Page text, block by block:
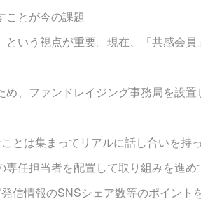
ことが今の課題
という視点が重要。現在、「共感会員
、ファンドレイジング事務局を設置
とは集まってリアルに話し合いを持
任担当者を配置して取り組みを進め
信情報のSNSシェア数等のポイント